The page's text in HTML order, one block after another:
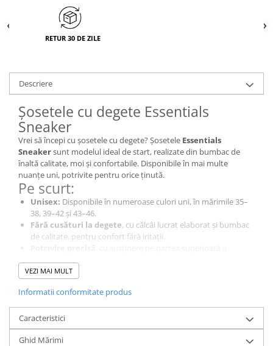
RETUR 30 DE ZILE
Descriere
Șosetele cu degete Essentials
Sneaker
Vrei să începi cu șosetele cu degete? Șosetele Essentials
Sneakersunt modelul ideal de start, realizate din bumbac de
înaltă calitate, moi și confortabile. Disponibile în mai multe
nuanțe uni, potrivite pentru orice ținută.
Pe scurt:
Unisex: Disponibile în numeroase culori uni, în mărimile 35–
38, 39–42 și 43–46.
Fără cusături la degete, cu călcâi lucrat elaborat și bumbac
de calitate, pentru confort fără iritații.
Respirabile și igienice:
absorb transpirația dintre degete și previn bășicile.
Material:85% bumbac, 12% nailon, 2% poliester, 1% elastan
Lungime:7 cm
Instrucțiuni de îngrijire:
Nu se calcă și nu se usucă în uscător.
VEZI MAI MULT
Informatii conformitate produs
Caracteristici
Ghid Mărimi